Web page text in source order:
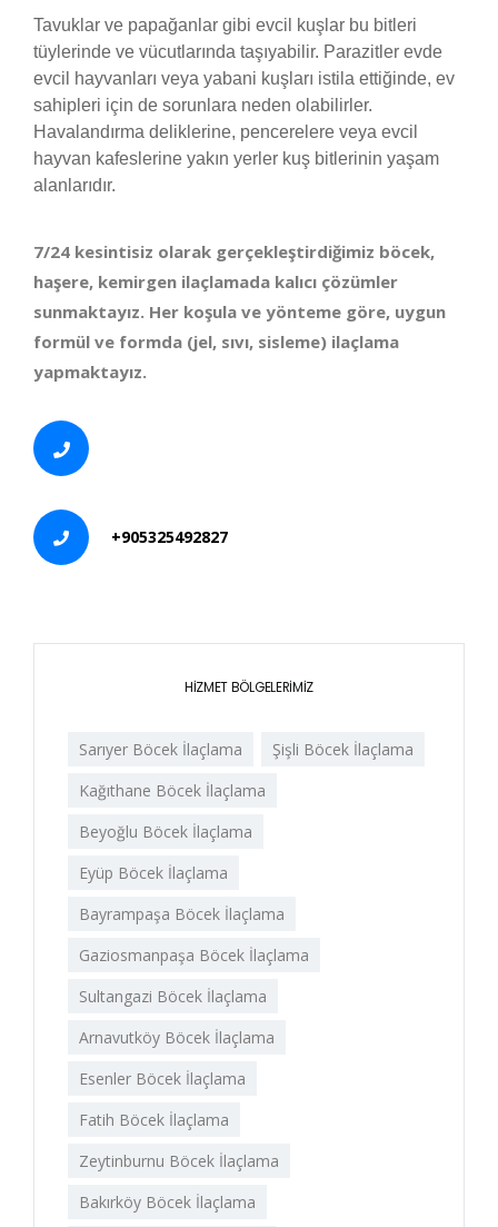
Tavuklar ve papağanlar gibi evcil kuşlar bu bitleri
tüylerinde ve vücutlarında taşıyabilir. Parazitler evde
evcil hayvanları veya yabani kuşları istila ettiğinde, ev
sahipleri için de sorunlara neden olabilirler.
Havalandırma deliklerine, pencerelere veya evcil
hayvan kafeslerine yakın yerler kuş bitlerinin yaşam
alanlarıdır.
7/24 kesintisiz olarak gerçekleştirdiğimiz böcek,
haşere, kemirgen ilaçlamada kalıcı çözümler
sunmaktayız. Her koşula ve yönteme göre, uygun
formül ve formda (jel, sıvı, sisleme) ilaçlama
yapmaktayız.
+905325492827
HİZMET BÖLGELERİMİZ
Sarıyer Böcek İlaçlama
Şişli Böcek İlaçlama
Kağıthane Böcek İlaçlama
Beyoğlu Böcek İlaçlama
Eyüp Böcek İlaçlama
Bayrampaşa Böcek İlaçlama
Gaziosmanpaşa Böcek İlaçlama
Sultangazi Böcek İlaçlama
Arnavutköy Böcek İlaçlama
Esenler Böcek İlaçlama
Fatih Böcek İlaçlama
Zeytinburnu Böcek İlaçlama
Bakırköy Böcek İlaçlama